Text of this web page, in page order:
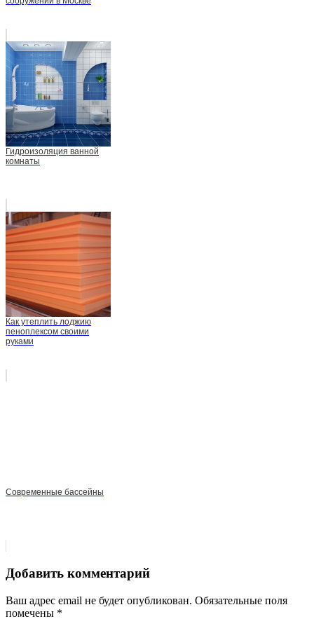
Гидроизоляция ванной
комнаты
Как утеплить лоджию
пеноплексом своими
руками
Современные бассейны
Добавить комментарий
Ваш адрес email не будет опубликован. Обязательные поля
помечены *